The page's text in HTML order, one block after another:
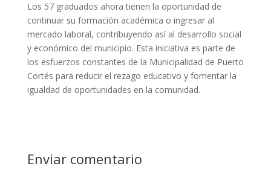
Los 57 graduados ahora tienen la oportunidad de
continuar su formación académica o ingresar al
mercado laboral, contribuyendo así al desarrollo social
y económico del municipio. Esta iniciativa es parte de
los esfuerzos constantes de la Municipalidad de Puerto
Cortés para reducir el rezago educativo y fomentar la
igualdad de oportunidades en la comunidad.
Enviar comentario